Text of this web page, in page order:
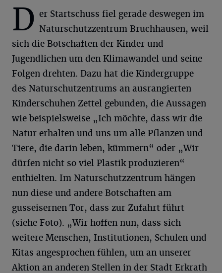
D er Startschuss fiel gerade deswegen im
Naturschutzzentrum Bruchhausen, weil
sich die Botschaften der Kinder und
Jugendlichen um den Klimawandel und seine
Folgen drehten. Dazu hat die Kindergruppe
des Naturschutzentrums an ausrangierten
Kinderschuhen Zettel gebunden, die Aussagen
wie beispielsweise „Ich möchte, dass wir die
Natur erhalten und uns um alle Pflanzen und
Tiere, die darin leben, kümmern“ oder „Wir
dürfen nicht so viel Plastik produzieren“
enthielten. Im Naturschutzzentrum hängen
nun diese und andere Botschaften am
gusseisernen Tor, dass zur Zufahrt führt
(siehe Foto). „Wir hoffen nun, dass sich
weitere Menschen, Institutionen, Schulen und
Kitas angesprochen fühlen, um an unserer
Aktion an anderen Stellen in der Stadt Erkrath